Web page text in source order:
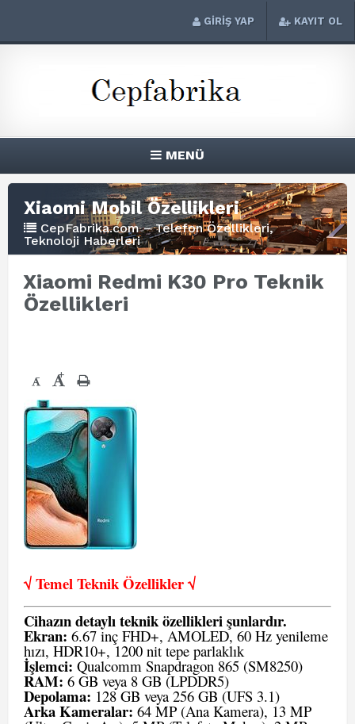
GİRİŞ YAP KAYIT OL
MENÜ
Xiaomi Mobil Özellikleri
CepFabrika.com – Telefon Özellikleri,
Teknoloji Haberleri
Xiaomi Redmi K30 Pro Teknik
Özellikleri
- +
√ Temel Teknik Özellikler √
Cihazın detaylı teknik özellikleri şunlardır.
Ekran: 6.67 inç FHD+, AMOLED, 60 Hz yenileme
hızı, HDR10+, 1200 nit tepe parlaklık
İşlemci: Qualcomm Snapdragon 865 (SM8250)
RAM: 6 GB veya 8 GB (LPDDR5)
Depolama: 128 GB veya 256 GB (UFS 3.1)
Arka Kameralar: 64 MP (Ana Kamera), 13 MP